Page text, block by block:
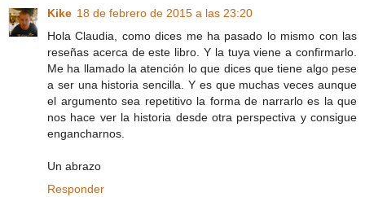
Kike 18 de febrero de 2015 a las 23:20
Hola Claudia, como dices me ha pasado lo mismo con las
reseñas acerca de este libro. Y la tuya viene a confirmarlo.
Me ha llamado la atención lo que dices que tiene algo pese
a ser una historia sencilla. Y es que muchas veces aunque
el argumento sea repetitivo la forma de narrarlo es la que
nos hace ver la historia desde otra perspectiva y consigue
engancharnos.
Un abrazo
Responder